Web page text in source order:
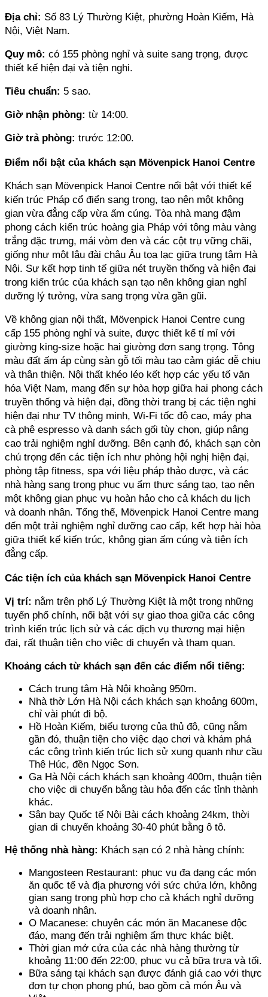
Địa chỉ: Số 83 Lý Thường Kiệt, phường Hoàn Kiếm, Hà
Nội, Việt Nam.
Quy mô: có 155 phòng nghỉ và suite sang trọng, được
thiết kế hiện đại và tiện nghi.
Tiêu chuẩn: 5 sao.
Giờ nhận phòng: từ 14:00.
Giờ trả phòng: trước 12:00.
Điểm nổi bật của khách sạn Mövenpick Hanoi Centre
Khách sạn Mövenpick Hanoi Centre nổi bật với thiết kế
kiến trúc Pháp cổ điển sang trọng, tạo nên một không
gian vừa đẳng cấp vừa ấm cúng. Tòa nhà mang đậm
phong cách kiến trúc hoàng gia Pháp với tông màu vàng
trắng đặc trưng, mái vòm đen và các cột trụ vững chãi,
giống như một lâu đài châu Âu tọa lạc giữa trung tâm Hà
Nội. Sự kết hợp tinh tế giữa nét truyền thống và hiện đại
trong kiến trúc của khách sạn tạo nên không gian nghỉ
dưỡng lý tưởng, vừa sang trọng vừa gần gũi.
Về không gian nội thất, Mövenpick Hanoi Centre cung
cấp 155 phòng nghỉ và suite, được thiết kế tỉ mỉ với
giường king-size hoặc hai giường đơn sang trọng. Tông
màu đất ấm áp cùng sàn gỗ tối màu tạo cảm giác dễ chịu
và thân thiện. Nội thất khéo léo kết hợp các yếu tố văn
hóa Việt Nam, mang đến sự hòa hợp giữa hai phong cách
truyền thống và hiện đại, đồng thời trang bị các tiện nghi
hiện đại như TV thông minh, Wi-Fi tốc độ cao, máy pha
cà phê espresso và danh sách gối tùy chọn, giúp nâng
cao trải nghiệm nghỉ dưỡng. Bên cạnh đó, khách sạn còn
chú trọng đến các tiện ích như phòng hội nghị hiện đại,
phòng tập fitness, spa với liệu pháp thảo dược, và các
nhà hàng sang trọng phục vụ ẩm thực sáng tạo, tạo nên
một không gian phục vụ hoàn hảo cho cả khách du lịch
và doanh nhân. Tổng thể, Mövenpick Hanoi Centre mang
đến một trải nghiệm nghỉ dưỡng cao cấp, kết hợp hài hòa
giữa thiết kế kiến trúc, không gian ấm cúng và tiện ích
đẳng cấp.
Các tiện ích của khách sạn Mövenpick Hanoi Centre
Vị trí: nằm trên phố Lý Thường Kiệt là một trong những
tuyến phố chính, nổi bật với sự giao thoa giữa các công
trình kiến trúc lịch sử và các dịch vụ thương mại hiện
đại, rất thuận tiện cho việc di chuyển và tham quan.
Khoảng cách từ khách sạn đến các điểm nổi tiếng:
Cách trung tâm Hà Nội khoảng 950m.
Nhà thờ Lớn Hà Nội cách khách sạn khoảng 600m,
chỉ vài phút đi bộ.
Hồ Hoàn Kiếm, biểu tượng của thủ đô, cũng nằm
gần đó, thuận tiện cho việc dạo chơi và khám phá
các công trình kiến trúc lịch sử xung quanh như cầu
Thê Húc, đền Ngọc Sơn.
Ga Hà Nội cách khách sạn khoảng 400m, thuận tiện
cho việc di chuyển bằng tàu hỏa đến các tỉnh thành
khác.
Sân bay Quốc tế Nội Bài cách khoảng 24km, thời
gian di chuyển khoảng 30-40 phút bằng ô tô.
Hệ thống nhà hàng: Khách sạn có 2 nhà hàng chính:
Mangosteen Restaurant: phục vụ đa dạng các món
ăn quốc tế và địa phương với sức chứa lớn, không
gian sang trọng phù hợp cho cả khách nghỉ dưỡng
và doanh nhân.
O Macanese: chuyên các món ăn Macanese độc
đáo, mang đến trải nghiệm ẩm thực khác biệt.
Thời gian mở cửa của các nhà hàng thường từ
khoảng 11:00 đến 22:00, phục vụ cả bữa trưa và tối.
Bữa sáng tại khách sạn được đánh giá cao với thực
đơn tự chọn phong phú, bao gồm cả món Âu và